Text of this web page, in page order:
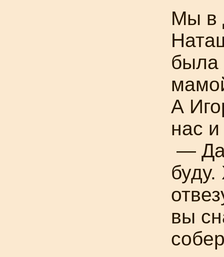
Мы в
была
А
нас и
—
вы